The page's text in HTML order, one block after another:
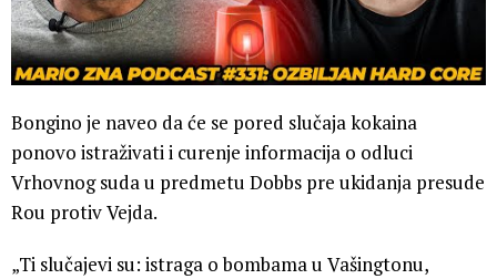
Bongino je naveo da će se pored slučaja kokaina
ponovo istraživati i curenje informacija o odluci
Vrhovnog suda u predmetu Dobbs pre ukidanja presude
Rou protiv Vejda.
„Ti slučajevi su: istraga o bombama u Vašingtonu,